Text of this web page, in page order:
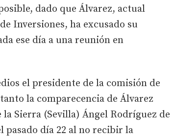
dado que Álvarez, actual
Inversiones, ha excusado su
ese día a una reunión en
el presidente de la comisión de
la comparecencia de Álvarez
Sierra (Sevilla) Ángel Rodríguez de
día 22 al no recibir la